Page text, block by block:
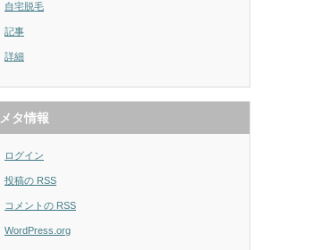
自宅脱毛
記事
詳細
メタ情報
ログイン
投稿の RSS
コメントの RSS
WordPress.org